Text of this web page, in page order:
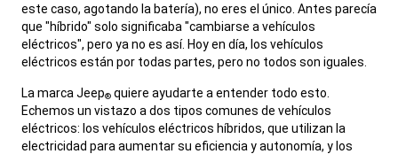
este caso, agotando la batería), no eres el único. Antes parecía
que "híbrido" solo significaba "cambiarse a vehículos
eléctricos", pero ya no es así. Hoy en día, los vehículos
eléctricos están por todas partes, pero no todos son iguales.
La marca Jeep® quiere ayudarte a entender todo esto.
Echemos un vistazo a dos tipos comunes de vehículos
eléctricos: los vehículos eléctricos híbridos, que utilizan la
electricidad para aumentar su eficiencia y autonomía, y los